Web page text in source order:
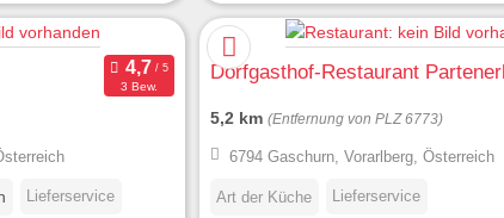
3 Bew.
Lieferservice
Dorfgasthof-Restaurant
5,2 km (Entfernung von PLZ 6773)
6794 Gaschurn, Vorarlberg, Österreich
Art der Küche Lieferservice